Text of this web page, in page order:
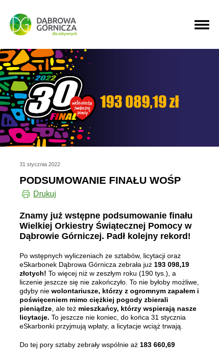
PRZEJDŹ DO MENU GŁÓWNEGO
PRZEJDŹ DO WYSZUKIWARKI
PRZEJDŹ DO TREŚCI
31 stycznia 2022
PODSUMOWANIE FINAŁU WOŚP
Drukuj
Znamy już wstępne podsumowanie finału
Wielkiej Orkiestry Świątecznej Pomocy w
Dąbrowie Górniczej. Padł kolejny rekord!
Po wstępnych wyliczeniach ze sztabów, licytacji oraz
eSkarbonek Dąbrowa Górnicza zebrała już 193 098,19
złotych! To więcej niż w zeszłym roku (190 tys.), a
liczenie jeszcze się nie zakończyło. To nie byłoby możliwe,
gdyby nie wolontariusze, którzy z ogromnym zapałem i
poświęceniem mimo ciężkiej pogody zbierali
pieniądze , ale też mieszkańcy, którzy wspierają nasze
licytacje. To jeszcze nie koniec, do końca 31 stycznia
eSkarbonki przyjmują wpłaty, a licytacje wciąż trwają.
Do tej pory sztaby zebrały wspólnie aż 183 660,69